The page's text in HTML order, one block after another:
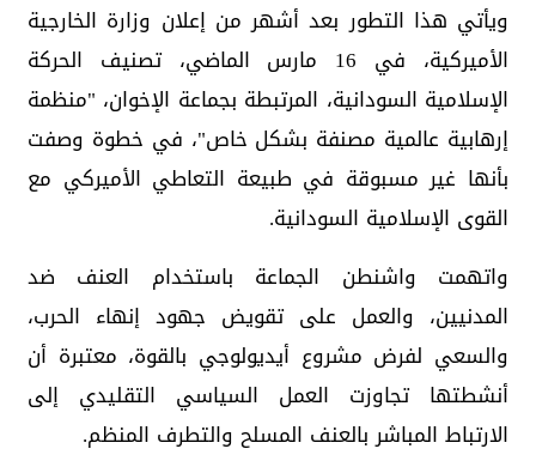
ويأتي هذا التطور بعد أشهر من إعلان وزارة الخارجية
الأميركية، في 16 مارس الماضي، تصنيف الحركة
الإسلامية السودانية، المرتبطة بجماعة الإخوان، "منظمة
إرهابية عالمية مصنفة بشكل خاص"، في خطوة وصفت
بأنها غير مسبوقة في طبيعة التعاطي الأميركي مع
القوى الإسلامية السودانية.
واتهمت واشنطن الجماعة باستخدام العنف ضد
المدنيين، والعمل على تقويض جهود إنهاء الحرب،
والسعي لفرض مشروع أيديولوجي بالقوة، معتبرة أن
أنشطتها تجاوزت العمل السياسي التقليدي إلى
الارتباط المباشر بالعنف المسلح والتطرف المنظم.